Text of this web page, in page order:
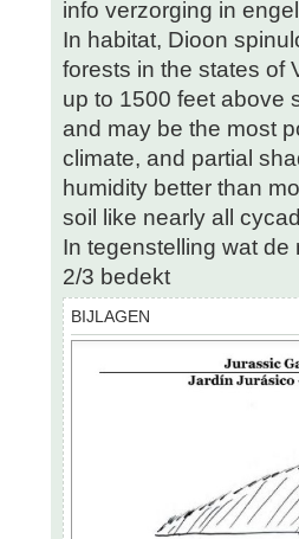
info verzorging in
In habitat, Dioon
forests in the states of
up to 1500 feet above
and may be the most
climate, and partial
humidity better than
soil like nearly all
In tegenstelling wat
2/3 bedekt
BIJLAGEN